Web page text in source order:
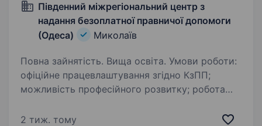
Південний міжрегіональний центр з
надання безоплатної правничої допомоги
(Одеса)
Миколаїв
Повна зайнятість. Вища освіта. Умови роботи:
офіційне працевлаштування згідно КзПП;
можливість професійного розвитку; робота
роботи: понеділок — п’ятниця з 8.00 до 17.00
2 тиж. тому